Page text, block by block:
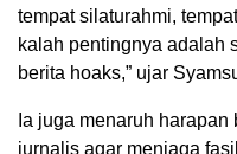
tempat silaturahmi,
kalah pentingnya adalah
berita hoaks,” ujar
Ia juga menaruh
jurnalis agar menjaga